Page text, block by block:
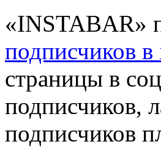
«INSTABAR»
подписчиков в
страницы в
подписчиков,
подписчиков